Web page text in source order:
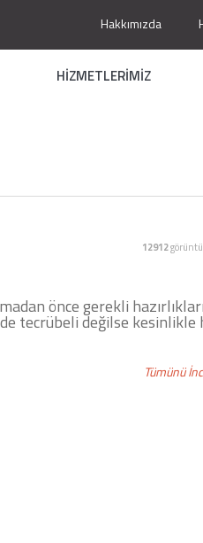
Hakkımızda
HİZMETLERİMİZ
12912
önce gerekli hazırlıkları
tecrübeli değilse kesinlikle
Tümünü